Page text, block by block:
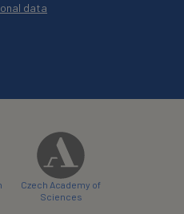
data
Czech Academy of
Sciences